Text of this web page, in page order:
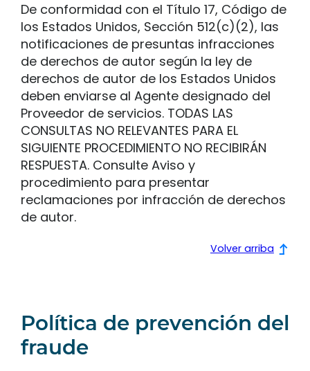
De conformidad con el Título 17, Código de
los Estados Unidos, Sección 512(c)(2), las
notificaciones de presuntas infracciones
de derechos de autor según la ley de
derechos de autor de los Estados Unidos
deben enviarse al Agente designado del
Proveedor de servicios. TODAS LAS
CONSULTAS NO RELEVANTES PARA EL
SIGUIENTE PROCEDIMIENTO NO RECIBIRÁN
RESPUESTA. Consulte Aviso y
procedimiento para presentar
reclamaciones por infracción de derechos
de autor.
Volver arriba
Política de prevención del
fraude